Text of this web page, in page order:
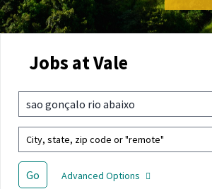
Jobs at Vale
sao gonçalo rio abaixo
City, state, zip code or "remote"
Go Advanced Options